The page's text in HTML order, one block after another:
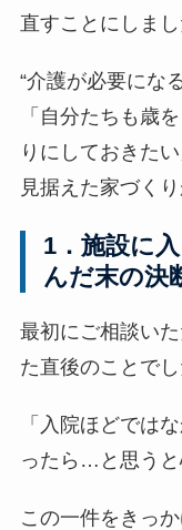
直すことにしまし
“介護が必要にな
「自分たちも歳
りにしておきた
見据えた家づく
1．施設に
んだ末の決
最初にご相談い
た直後のことでし
「入院ほどでは
ったら…と思うと
この一件をきっ